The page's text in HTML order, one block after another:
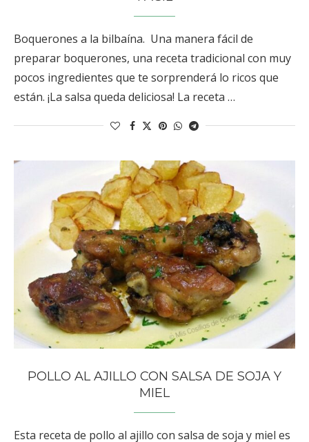
Boquerones a la bilbaína. Una manera fácil de
preparar boquerones, una receta tradicional con muy
pocos ingredientes que te sorprenderá lo ricos que
están. ¡La salsa queda deliciosa! La receta …
POLLO AL AJILLO CON SALSA DE SOJA Y
MIEL
Esta receta de pollo al ajillo con salsa de soja y miel es